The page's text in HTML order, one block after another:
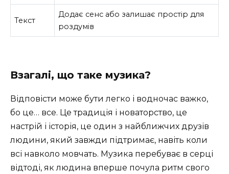
Текст
Додає сенс або залишає простір для
роздумів
Взагалі, що таке музика?
Відповісти може бути легко і водночас важко,
бо це… все. Це традиція і новаторство, це
настрій і історія, це один з найближчих друзів
людини, який завжди підтримає, навіть коли
всі навколо мовчать. Музика перебуває в серці
відтоді, як людина вперше почула ритм свого